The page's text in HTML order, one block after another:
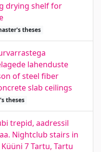
drying shelf for
theses
lahenduste
of steel fiber
slab ceilings
theses
trepid, aadressil
Nightclub stairs in
7 Tartu, Tartu